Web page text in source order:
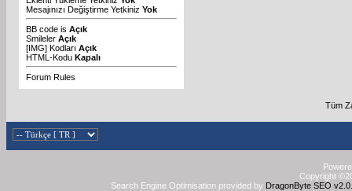
Mesajınızı Değiştirme Yetkiniz Yok
BB code is Açık
Smileler Açık
[IMG] Kodları Açık
HTML-Kodu Kapalı
Forum Rules
Tüm
Copyright
Search Engine Optimisation provided by DragonByte SEO